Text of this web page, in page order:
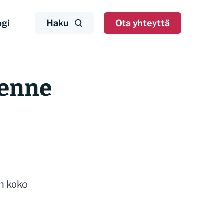
Haku Ota yhteyttä
koko